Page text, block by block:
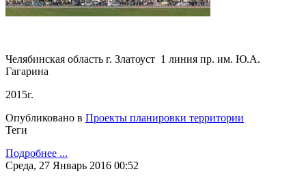
Челябинская область г. Златоуст 1 линия пр. им. Ю.А.
Гагарина
2015г.
Опубликовано в Проекты планировки территории
Теги
Подробнее ...
Среда, 27 Январь 2016 00:52